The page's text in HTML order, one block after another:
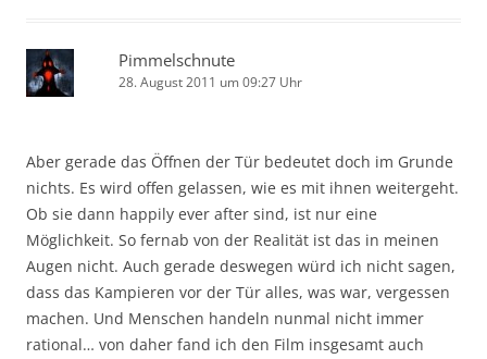
Pimmelschnute
28. August 2011 um 09:27 Uhr
Aber gerade das Öffnen der Tür bedeutet doch im Grunde
nichts. Es wird offen gelassen, wie es mit ihnen weitergeht.
Ob sie dann happily ever after sind, ist nur eine
Möglichkeit. So fernab von der Realität ist das in meinen
Augen nicht. Auch gerade deswegen würd ich nicht sagen,
dass das Kampieren vor der Tür alles, was war, vergessen
machen. Und Menschen handeln nunmal nicht immer
rational… von daher fand ich den Film insgesamt auch